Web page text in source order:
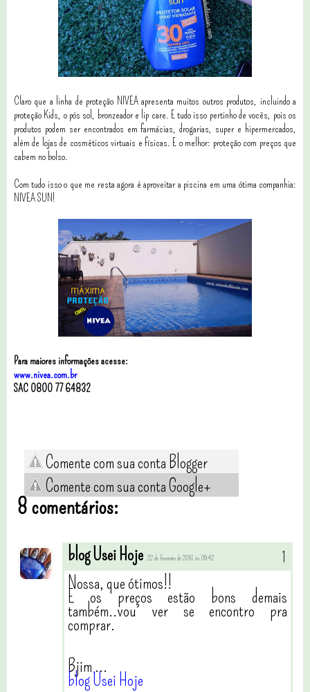
Claro que a linha de proteção NIVEA apresenta muitos outros produtos, incluindo a
proteção Kids, o pós sol, bronzeador e lip care. E tudo isso pertinho de vocês, pois os
produtos podem ser encontrados em farmácias, drogarias, super e hipermercados,
além de lojas de cosméticos virtuais e físicas. E o melhor: proteção com preços que
cabem no bolso.
Com tudo isso o que me resta agora é aproveitar a piscina em uma ótima companhia:
NIVEA SUN!
Para maiores informações acesse:
www.nivea.com.br
SAC 0800 77 64832
Comente com sua conta Blogger
Comente com sua conta Google+
8 comentários:
blog Usei Hoje 22 de fevereiro de 2016 às 09:42
Nossa, que ótimos!!
E os preços estão bons demais
também..vou ver se encontro pra
comprar.
Bjim ...
blog Usei Hoje